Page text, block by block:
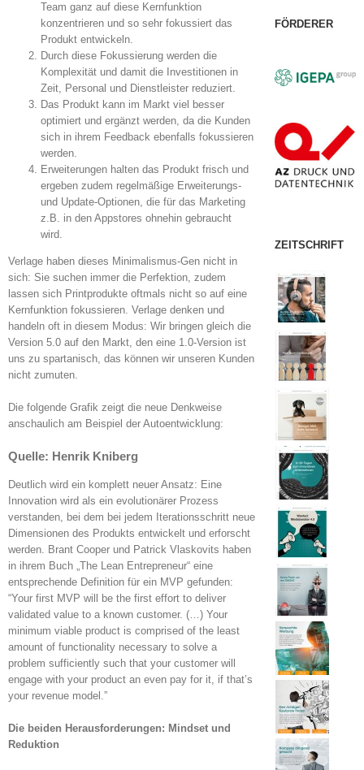
Team ganz auf diese Kernfunktion
konzentrieren und so sehr fokussiert das
Produkt entwickeln.
Durch diese Fokussierung werden die
Komplexität und damit die Investitionen in
Zeit, Personal und Dienstleister reduziert.
Das Produkt kann im Markt viel besser
optimiert und ergänzt werden, da die Kunden
sich in ihrem Feedback ebenfalls fokussieren
werden.
Erweiterungen halten das Produkt frisch und
ergeben zudem regelmäßige Erweiterungs-
und Update-Optionen, die für das Marketing
z.B. in den Appstores ohnehin gebraucht
wird.
Verlage haben dieses Minimalismus-Gen nicht in
sich: Sie suchen immer die Perfektion, zudem
lassen sich Printprodukte oftmals nicht so auf eine
Kernfunktion fokussieren. Verlage denken und
handeln oft in diesem Modus: Wir bringen gleich die
Version 5.0 auf den Markt, den eine 1.0-Version ist
uns zu spartanisch, das können wir unseren Kunden
nicht zumuten.
Die folgende Grafik zeigt die neue Denkweise
anschaulich am Beispiel der Autoentwicklung:
Quelle: Henrik Kniberg
Deutlich wird ein komplett neuer Ansatz: Eine
Innovation wird als ein evolutionärer Prozess
verstanden, bei dem bei jedem Iterationsschritt neue
Dimensionen des Produkts entwickelt und erforscht
werden. Brant Cooper und Patrick Vlaskovits haben
in ihrem Buch „The Lean Entrepreneur“ eine
entsprechende Definition für ein MVP gefunden:
“Your first MVP will be the first effort to deliver
validated value to a known customer. (…) Your
minimum viable product is comprised of the least
amount of functionality necessary to solve a
problem sufficiently such that your customer will
engage with your product an even pay for it, if that’s
your revenue model.”
Die beiden Herausforderungen: Mindset und
Reduktion
FÖRDERER
ZEITSCHRIFT